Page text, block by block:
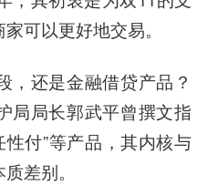
可以更好地交易。
，还是金融借贷产品？
局局长郭武平曾撰文指
性付”等产品，其内核与
差别。